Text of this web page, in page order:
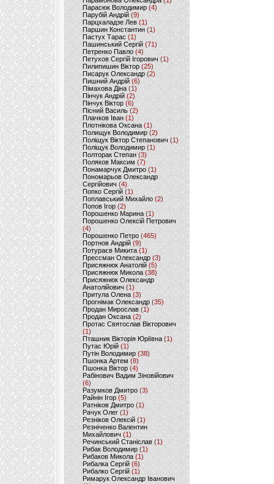
Парасюк Володимир(4)
Парубій Андрій (9)
Парцхаладзе Лев (1)
Паршин Константин(1)
Пастух Тарас (1)
Пашинський Сергій (71)
Петренко Павло (4)
Петухов Сергій Ігорович (1)
Пилипишин Віктор(25)
Писарук Олександр(2)
Пишний Андрій (6)
Пімахова Діна(1)
Пінчук Андрій(2)
Пінчук Віктор (6)
Пісний Василь (2)
Плачков Іван(1)
Плотнікова Оксана (1)
Полищук Володимир(2)
Поліщук Віктор Степанович(1)
Поліщук Володимир (1)
Полторак Степан(3)
Поляков Максим (7)
Понамарчук Дмитро (1)
Пономарьов Олександр
Сергійович(4)
Попко Сергій (1)
Поплавський Михайло (2)
Попов Ігор(2)
Порошенко Марина (1)
Порошенко Олексій Петрович
(4)
Порошенко Петро (465)
Портнов Андрій (9)
Потураєв Микита(1)
Прессман Олександр(3)
Присяжнюк Анатолій (5)
Присяжнюк Микола (38)
Присяжнюк Олександр
Анатолійович (1)
Притула Олена (3)
Прогнімак Олександр(35)
Продан Мирослав(1)
Продан Оксана (2)
Протас Святослав Вікторович
(1)
Пташник Вікторія Юріївна (1)
Путас Юрій (1)
Путін Володимир(38)
Пшонка Артем (8)
Пшонка Віктор(4)
Рабінович Вадим Зіновійович
(6)
Разумков Дмитро (3)
Райнін Ігор(5)
Ратніков Дмитро (1)
Рачук Олег (1)
Резніков Олексій(1)
Резніченко Валентин
Михайлович (1)
Речинський Станіслав (1)
Рибак Володимир(1)
Рибаков Микола(1)
Рибалка Сергій (6)
Рибалко Сергій (1)
Римарук Олександр Іванович